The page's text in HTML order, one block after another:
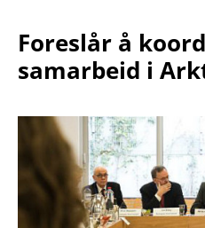
Foreslår å
samarbeid i